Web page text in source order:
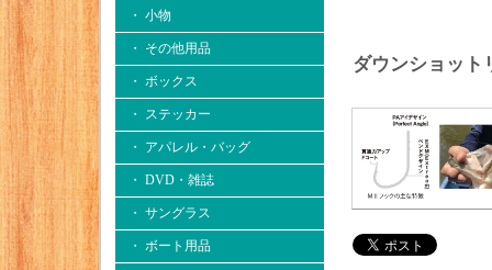
・ 小物
・ その他用品
・ ボックス
・ ステッカー
・ アパレル・バッグ
・ DVD・雑誌
・ サングラス
・ ボート用品
ダウンショッ